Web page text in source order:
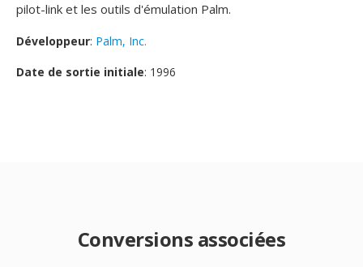
pilot-link et les outils d'émulation Palm.
Développeur: Palm, Inc.
Date de sortie initiale: 1996
Conversions associées